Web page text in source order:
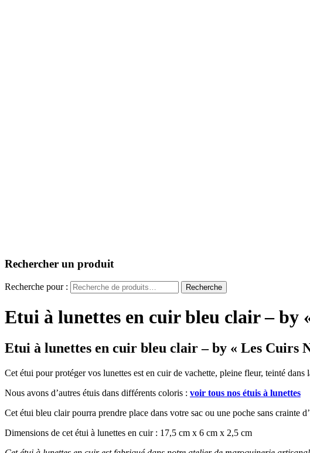
Rechercher un produit
Recherche pour : Recherche
Etui à lunettes en cuir bleu clair – by
Etui à lunettes en cuir bleu clair – by « Les Cuirs
Cet étui pour protéger vos lunettes est en cuir de vachette, pleine fleur, teinté
Nous avons d’autres étuis dans différents coloris : voir tous nos étuis à lunettes
Cet étui bleu clair pourra prendre place dans votre sac ou une poche sans crainte
Dimensions de cet étui à lunettes en cuir : 17,5 cm x 6 cm x 2,5 cm